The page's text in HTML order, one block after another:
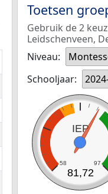
Toetsen
Gebruik de 2
Leidschenveen,
Niveau:
Schooljaar:
IEP
58 97
81,72